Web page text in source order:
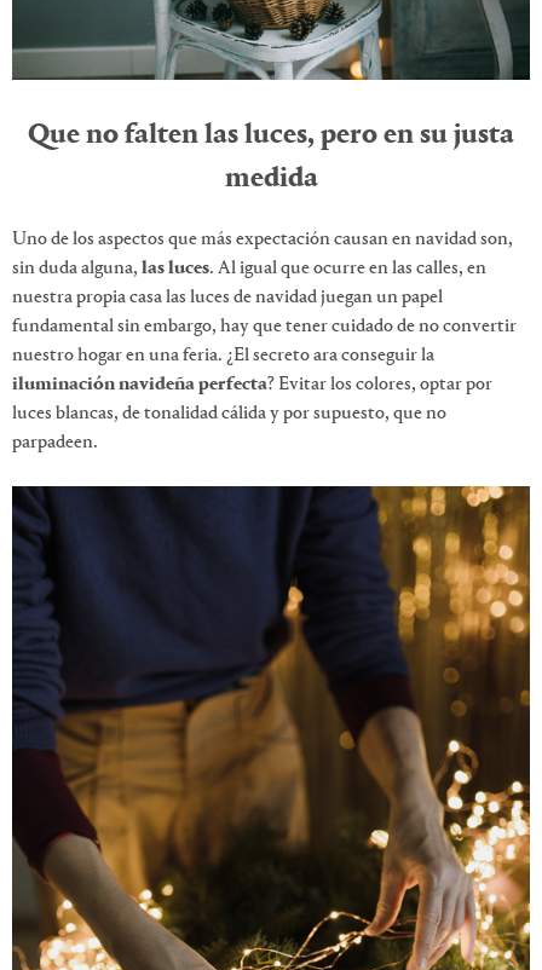
Que no falten las luces, pero en su justa
medida
Uno de los aspectos que más expectación causan en navidad son,
sin duda alguna, las luces. Al igual que ocurre en las calles, en
nuestra propia casa las luces de navidad juegan un papel
fundamental sin embargo, hay que tener cuidado de no convertir
nuestro hogar en una feria. ¿El secreto ara conseguir la
iluminación navideña perfecta? Evitar los colores, optar por
luces blancas, de tonalidad cálida y por supuesto, que no
parpadeen.